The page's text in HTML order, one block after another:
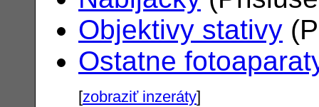
Objektivy stativy
Ostatne
[zobraziť inzeráty]